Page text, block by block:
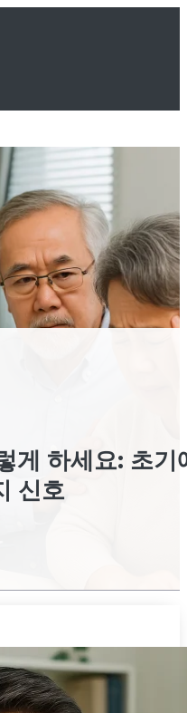
게 하세요: 초기
신호